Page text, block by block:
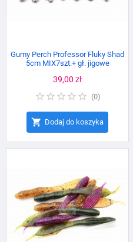
Gumy Perch Professor Fluky Shad
5cm MIX7szt.+ gł. jigowe
Cena
39,00 zł
(0)
 Dodaj do koszyka